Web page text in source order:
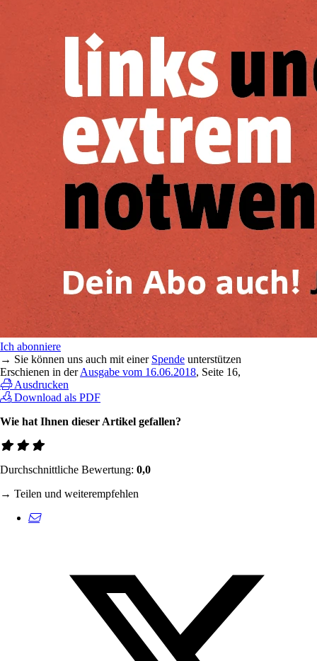
Ich abonniere
→ Sie können uns auch mit einer Spende unterstützen
Erschienen in derAusgabe vom 16.06.2018, Seite 16,
Ausdrucken
Download als PDF
Wie hat Ihnen dieser Artikel gefallen?
Durchschnittliche Bewertung: 0,0
→ Teilen und weiterempfehlen